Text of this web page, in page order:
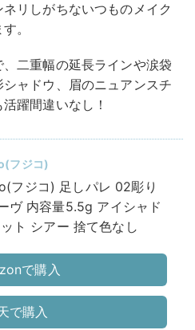
リしがちないつものメイク
。
二重幅の延長ラインや涙袋
ャドウ、眉のニュアンスチ
躍間違いなし！
フジコ)
フジコ) 足しパレ 02彫り
ヴ 内容量5.5g アイシャド
ト シアー 捨て色なし
で購入
で購入